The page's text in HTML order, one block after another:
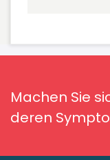
Machen Sie
deren